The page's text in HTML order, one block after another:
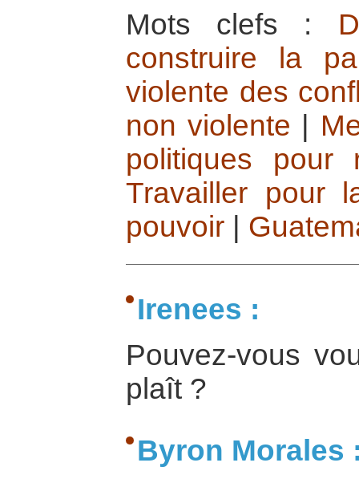
Mots clefs :
construire la
violente des
non violente
politiques pour
Travailler pour
pouvoir
Irenees :
Pouvez-vous
plaît ?
Byron Morales